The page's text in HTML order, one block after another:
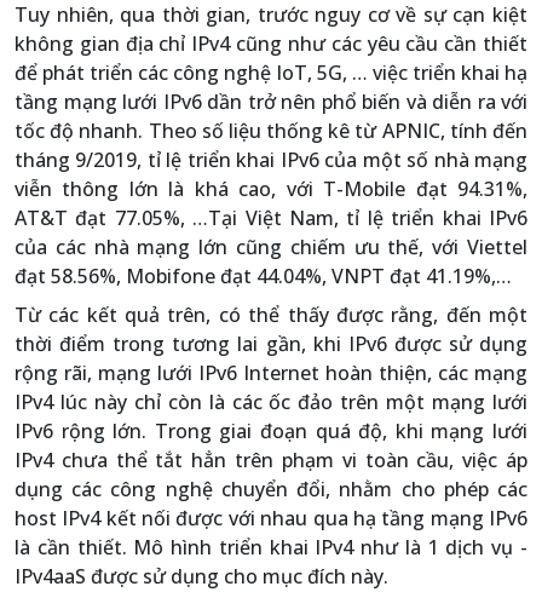
Tuy nhiên, qua thời gian, trước nguy cơ về sự cạn kiệt
không gian địa chỉ IPv4 cũng như các yêu cầu cần thiết
để phát triển các công nghệ IoT, 5G, … việc triển khai hạ
tầng mạng lưới IPv6 dần trở nên phổ biến và diễn ra với
tốc độ nhanh. Theo số liệu thống kê từ APNIC, tính đến
tháng 9/2019, tỉ lệ triển khai IPv6 của một số nhà mạng
viễn thông lớn là khá cao, với T-Mobile đạt 94.31%,
AT&T đạt 77.05%, …Tại Việt Nam, tỉ lệ triển khai IPv6
của các nhà mạng lớn cũng chiếm ưu thế, với Viettel
đạt 58.56%, Mobifone đạt 44.04%, VNPT đạt 41.19%,…
Từ các kết quả trên, có thể thấy được rằng, đến một
thời điểm trong tương lai gần, khi IPv6 được sử dụng
rộng rãi, mạng lưới IPv6 Internet hoàn thiện, các mạng
IPv4 lúc này chỉ còn là các ốc đảo trên một mạng lưới
IPv6 rộng lớn. Trong giai đoạn quá độ, khi mạng lưới
IPv4 chưa thể tắt hẳn trên phạm vi toàn cầu, việc áp
dụng các công nghệ chuyển đổi, nhằm cho phép các
host IPv4 kết nối được với nhau qua hạ tầng mạng IPv6
là cần thiết. Mô hình triển khai IPv4 như là 1 dịch vụ -
IPv4aaS được sử dụng cho mục đích này.